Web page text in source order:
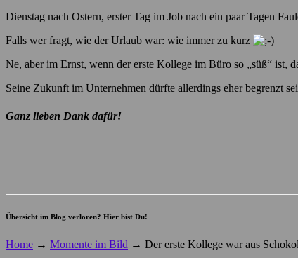
Dienstag nach Ostern, erster Tag im Job nach ein paar Tagen
Falls wer fragt, wie der Urlaub war: wie immer zu kurz
Ne, aber im Ernst, wenn der erste Kollege im Büro so „süß“ ist,
Seine Zukunft im Unternehmen dürfte allerdings eher begrenzt
Ganz lieben Dank dafür!
Übersicht im Blog verloren? Hier bist Du!
Home → Momente im Bild → Der erste Kollege war aus